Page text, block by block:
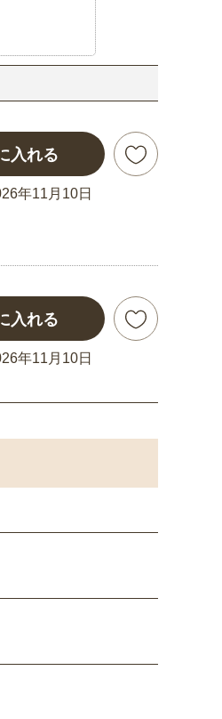
入れる
年11月10日
入れる
年11月10日